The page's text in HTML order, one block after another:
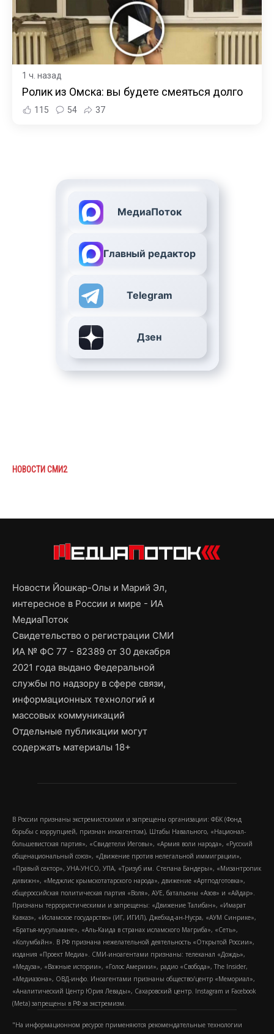
1 ч. назад
Ролик из Омска: вы будете смеяться долго
115 54 37
МедиаПоток
Главный редактор
Telegram
Дзен
НОВОСТИ СМИ2
Новости Йошкар-Олы и Марий Эл,
интересное в России и мире - ИА
МедиаПоток
Свидетельство о регистрации СМИ
ИА № ФС 77 - 82389 от 30 декабря
2021 года выдано Федеральной
службы по надзору в сфере связи,
информационных технологий и
массовых коммуникаций
Отдельные публикации могут
содержать материалы 18+
В России признаны экстремистскими и запрещены организации: ФБК (Фонд
борьбы с коррупцией, признан иноагентом), Штабы Навального, «Национал-
большевистская партия», «Свидетели Иеговы», «Армия воли народа», «Русский
общенациональный союз», «Движение против нелегальной иммиграции»,
«Правый сектор», УНА-УНСО, УПА, «Тризуб им. Степана Бандеры», «Мизантропик
дивижн», «Меджлис крымскотатарского народа», движение «Артподготовка»,
общероссийская политическая партия «Воля», АУЕ, батальоны «Азов» и «Айдар».
Признаны террористическими и запрещены: «Движение Талибан», «Имарат
Кавказ», «Исламское государство» (ИГ, ИГИЛ), Джебхад-ан-Нусра, «АУМ Синрике»,
«Братья-мусульмане», «Аль-Каида в странах исламского Магриба», «Сеть»,
«Колумбайн». В РФ признана нежелательной деятельность «Открытой России»,
издания «Проект Медиа». СМИ-иноагентами признаны: телеканал «Дождь»,
«Медуза», «Важные истории», «Голос Америки», радио «Свобода», The Insider,
«Медиазона», ОВД-инфо. Иноагентами признаны общество/центр «Мемориал»,
«Аналитический Центр Юрия Левады», Сахаровский центр. Instagram и Facebook
(Metа) запрещены в РФ за экстремизм.
"На информационном ресурсе применяются рекомендательные технологии